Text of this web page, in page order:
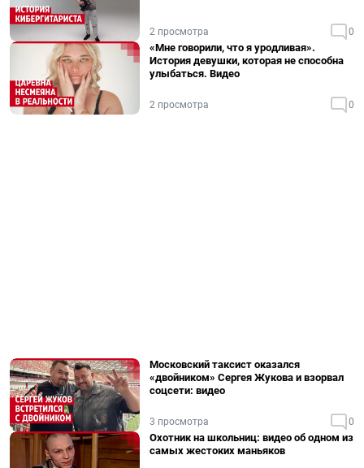
2 просмотра 0
«Мне говорили, что я уродливая».
История девушки, которая не способна
улыбаться. Видео
2 просмотра 0
Московский таксист оказался
«двойником» Сергея Жукова и взорвал
соцсети: видео
3 просмотра 0
Охотник на школьниц: видео об одном из
самых жестоких маньяков